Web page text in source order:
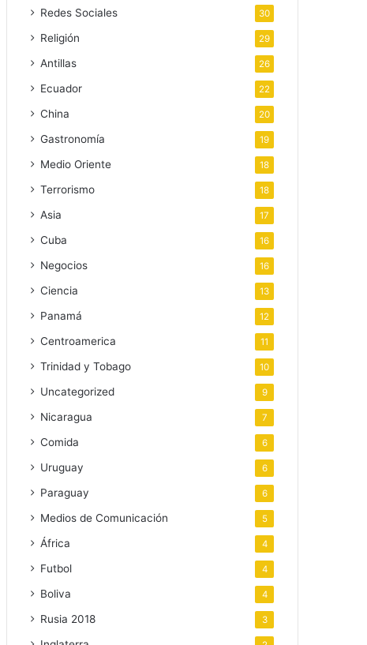
Redes Sociales 30
Religión 29
Antillas 26
Ecuador 22
China 20
Gastronomía 19
Medio Oriente 18
Terrorismo 18
Asia 17
Cuba 16
Negocios 16
Ciencia 13
Panamá 12
Centroamerica 11
Trinidad y Tobago 10
Uncategorized 9
Nicaragua 7
Comida 6
Uruguay 6
Paraguay 6
Medios de Comunicación 5
África 4
Futbol 4
Boliva 4
Rusia 2018 3